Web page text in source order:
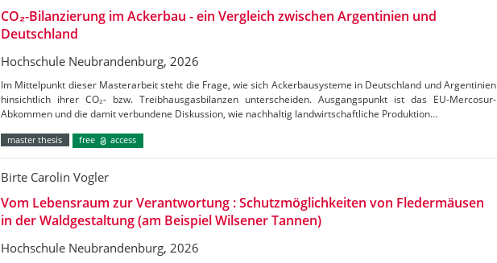
CO₂-Bilanzierung im Ackerbau - ein Vergleich zwischen Argentinien und
Deutschland
Hochschule Neubrandenburg, 2026
Im Mittelpunkt dieser Masterarbeit steht die Frage, wie sich Ackerbausysteme in Deutschland und Argentinien
hinsichtlich ihrer CO₂- bzw. Treibhausgasbilanzen unterscheiden. Ausgangspunkt ist das EU-Mercosur-
Abkommen und die damit verbundene Diskussion, wie nachhaltig landwirtschaftliche Produktion…
master thesis free access
Birte Carolin Vogler
Vom Lebensraum zur Verantwortung : Schutzmöglichkeiten von Fledermäusen
in der Waldgestaltung (am Beispiel Wilsener Tannen)
Hochschule Neubrandenburg, 2026